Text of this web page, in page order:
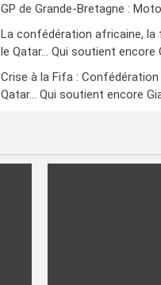
GP de Grande-Bretagne :
La confédération africaine, la
le Qatar… Qui soutient encore
Crise à la Fifa :
Qatar… Qui soutient encore